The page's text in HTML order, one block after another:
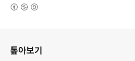
톺아보기